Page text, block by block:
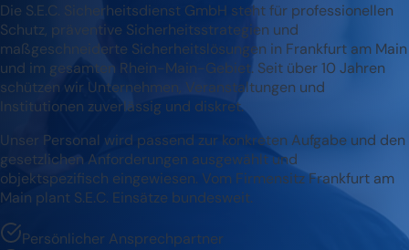
Die S.E.C. Sicherheitsdienst GmbH steht für professionellen
Schutz, präventive Sicherheitsstrategien und
maßgeschneiderte Sicherheitslösungen in Frankfurt am Main
und im gesamten Rhein-Main-Gebiet. Seit über 10 Jahren
schützen wir Unternehmen, Veranstaltungen und
Institutionen zuverlässig und diskret.
Unser Personal wird passend zur konkreten Aufgabe und den
gesetzlichen Anforderungen ausgewählt und
objektspezifisch eingewiesen. Vom Firmensitz Frankfurt am
Main plant S.E.C. Einsätze bundesweit.
Persönlicher Ansprechpartner